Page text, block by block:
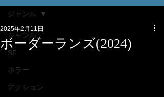
ジャンル
SF
ホラー
アクション
ジャンル
ボーダーランズ(2024)
2025年2月11日